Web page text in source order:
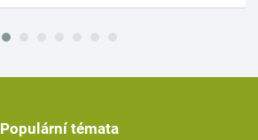
Populární témata